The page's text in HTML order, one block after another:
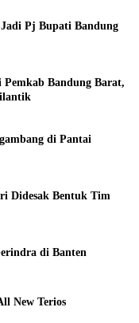
Pj Bupati Bandung
Pemkab Bandung Barat,
di Pantai
Didesak Bentuk Tim
di Banten
New Terios